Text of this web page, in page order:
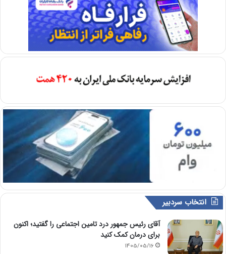
انتخاب سردبیر
آقای رئیس جمهور درد تامین اجتماعی را گفتید؛ اکنون
برای درمان کمک کنید
1405/05/16